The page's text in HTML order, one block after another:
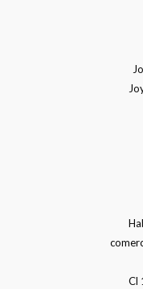
Cl